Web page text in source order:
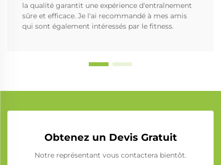
la qualité garantit une expérience d'entraînement
sûre et efficace. Je l'ai recommandé à mes amis
qui sont également intéressés par le fitness.
Obtenez un Devis Gratuit
Notre représentant vous contactera bientôt.